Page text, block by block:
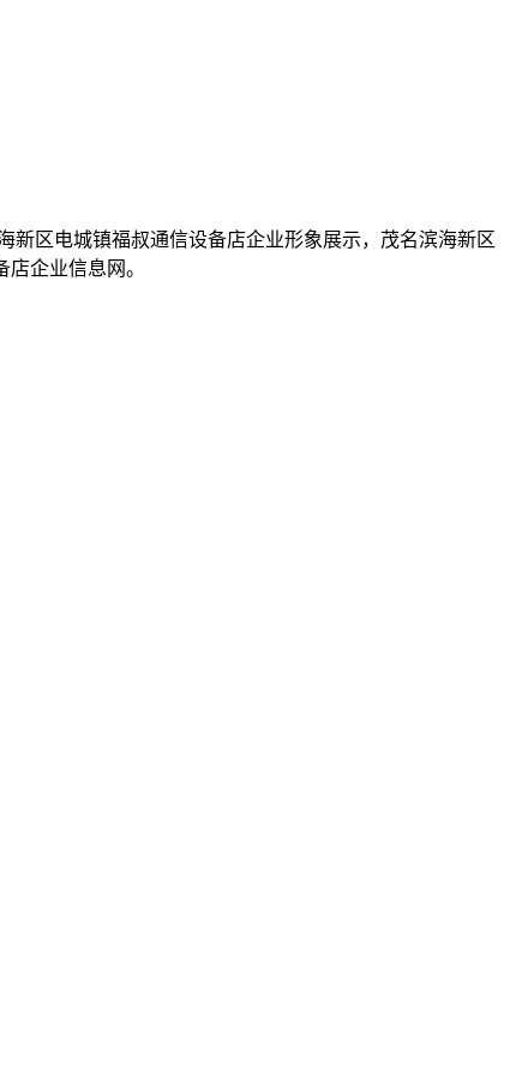
新区电城镇福叔通信设备店企业形象展示，茂名滨海新区
企业信息网。